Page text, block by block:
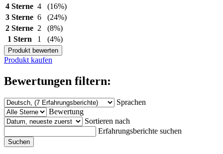
4 Sterne 4
(16%)
3 Sterne 6
(24%)
2 Sterne 2
(8%)
1 Stern
1 (4%)
Produkt bewerten
Produkt kaufen
Bewertungen filtern:
Sprachen
Bewertung
Sortieren nach
Erfahrungsberichte suchen
Suchen